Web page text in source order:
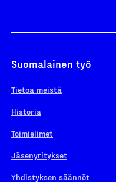
Suomalainen työ
Tietoa meistä
Historia
Toimielimet
Jäsenyritykset
Yhdistyksen säännöt